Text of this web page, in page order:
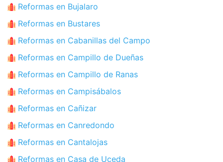
Reformas en Bujalaro
Reformas en Bustares
Reformas en Cabanillas del Campo
Reformas en Campillo de Dueñas
Reformas en Campillo de Ranas
Reformas en Campisábalos
Reformas en Cañizar
Reformas en Canredondo
Reformas en Cantalojas
Reformas en Casa de Uceda